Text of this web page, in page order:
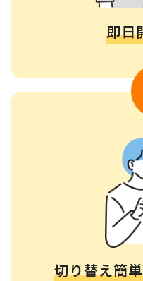
即日
切り替え簡